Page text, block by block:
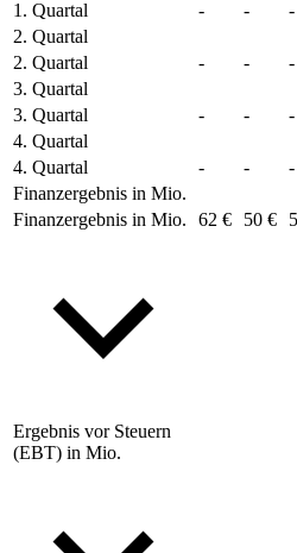
1. Quartal - - -
2. Quartal
2. Quartal
- - -
3. Quartal
3. Quartal
- - -
4. Quartal
4. Quartal
- - -
Finanzergebnis in Mio.
Finanzergebnis in Mio.
62 € 50 €
Ergebnis vor Steuern
(EBT) in Mio.